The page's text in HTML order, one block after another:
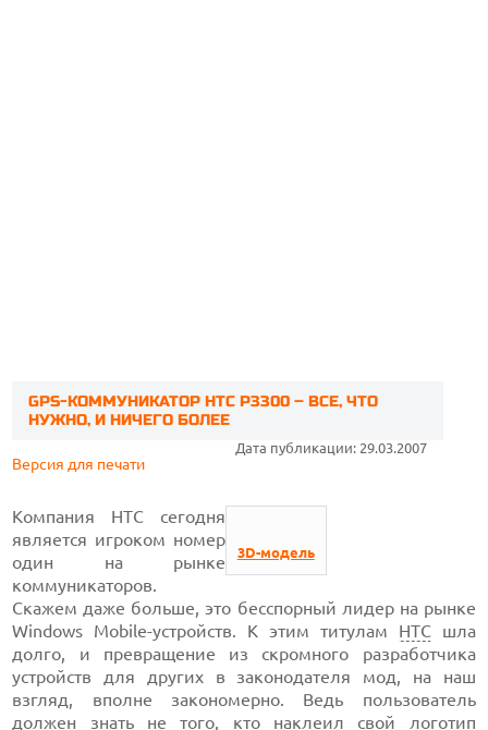
GPS-КОММУНИКАТОР HTC P3300 – ВСЕ, ЧТО
НУЖНО, И НИЧЕГО БОЛЕЕ
Дата публикации: 29.03.2007
Версия для печати
3D-модель
Компания HTC сегодня
является игроком номер
один на рынке
коммуникаторов.
Скажем даже больше, это бесспорный лидер на рынке
Windows Mobile-устройств. К этим титулам HTCшла
долго, и превращение из скромного разработчика
устройств для других в законодателя мод, на наш
взгляд, вполне закономерно. Ведь пользователь
должен знать не того, кто наклеил свой логотип